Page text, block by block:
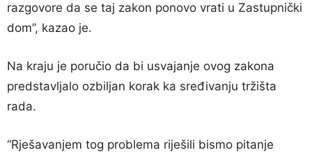
razgovore da se taj zakon ponovo vrati u Zastupnički
dom”, kazao je.
Na kraju je poručio da bi usvajanje ovog zakona
predstavljalo ozbiljan korak ka sređivanju tržišta
rada.
“Rješavanjem tog problema riješili bismo pitanje